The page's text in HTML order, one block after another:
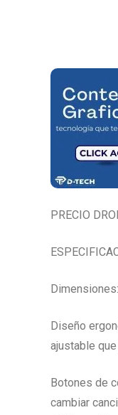
PRECIO
Diseño
ajustable
Botones de
cambiar